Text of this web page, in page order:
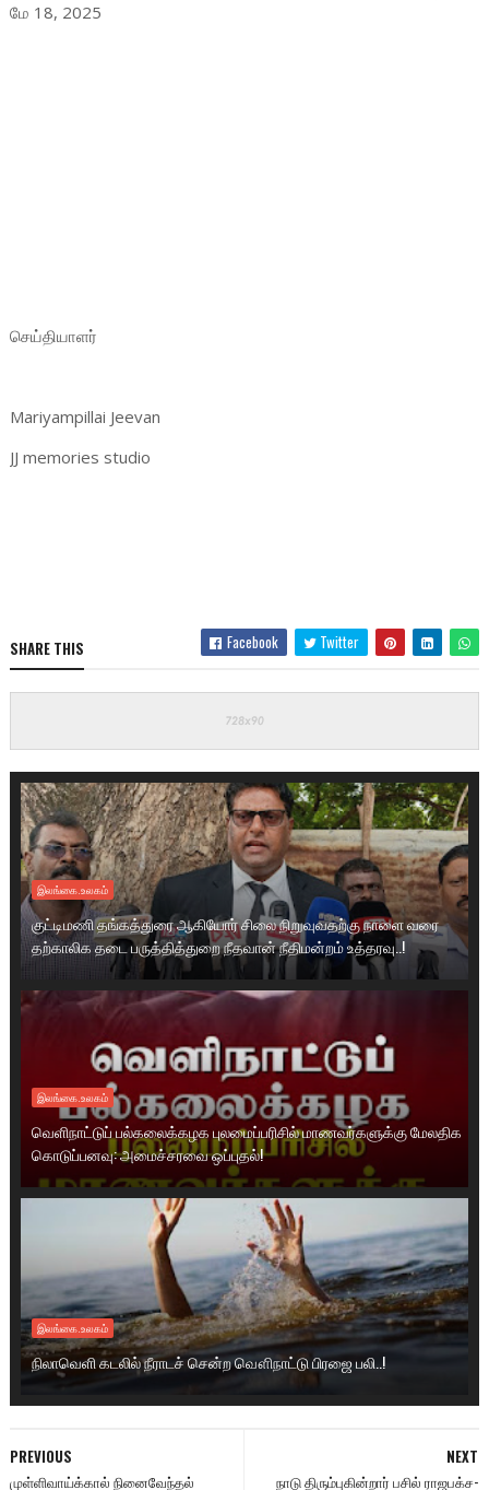
மே 18, 2025
செய்தியாளர்
Mariyampillai Jeevan
JJ memories studio
SHARE THIS Facebook Twitter
இலங்கை.உலகம்
குட்டிமணி தங்கத்துரை ஆகியோர் சிலை நிறுவுவதற்கு நாளை வரை
தற்காலிக தடை பருத்தித்துறை நீதவான் நீதிமன்றம் உத்தரவு..!
இலங்கை.உலகம்
வெளிநாட்டுப் பல்கலைக்கழக புலமைப்பரிசில் மாணவர்களுக்கு மேலதிக
கொடுப்பனவு: அமைச்சரவை ஒப்புதல்!
இலங்கை.உலகம்
நிலாவெளி கடலில் நீராடச் சென்ற வௌிநாட்டு பிரஜை பலி..!
NEXT
நாடு திரும்புகின்றார் பசில் ராஜபக்ச-
PREVIOUS
முள்ளிவாய்க்கால் நினைவேந்தல்